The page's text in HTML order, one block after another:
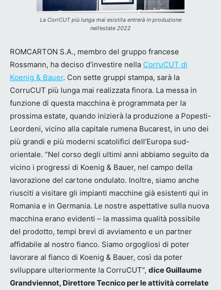
La CorrCUT più lunga mai esistita entrerà in produzione
nell’estate 2022
ROMCARTON S.A., membro del gruppo francese
Rossmann, ha deciso d’investire nella CorruCUT di
Koenig & Bauer. Con sette gruppi stampa, sarà la
CorruCUT più lunga mai realizzata finora. La messa in
funzione di questa macchina è programmata per la
prossima estate, quando inizierà la produzione a Popesti-
Leordeni, vicino alla capitale rumena Bucarest, in uno dei
più grandi e più moderni scatolifici dell’Europa sud-
orientale. “Nel corso degli ultimi anni abbiamo seguito da
vicino i progressi di Koenig & Bauer, nel campo della
lavorazione del cartone ondulato. Inoltre, siamo anche
riusciti a visitare gli impianti macchine già esistenti qui in
Romania e in Germania. Le nostre aspettative sulla nuova
macchina erano evidenti – la massima qualità possibile
del prodotto, tempi brevi di avviamento e un partner
affidabile al nostro fianco. Siamo orgogliosi di poter
lavorare al fianco di Koenig & Bauer, così da poter
sviluppare ulteriormente la CorruCUT”, dice Guillaume
Grandviennot, Direttore Tecnico per le attività correlate